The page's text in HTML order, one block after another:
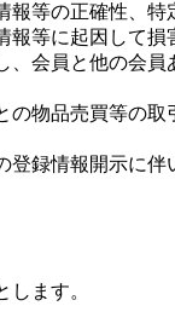
等の正確性、
等に起因して
会員と他の会
物品売買等の
録情報開示に
ます。